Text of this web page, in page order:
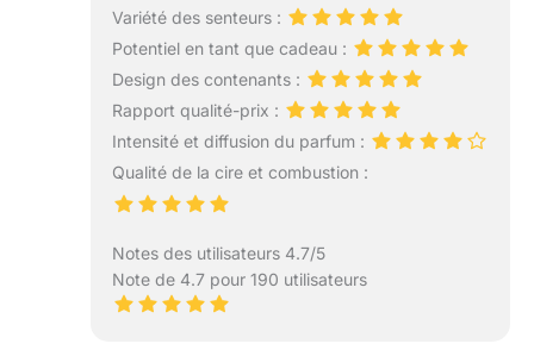
Variété des senteurs :
Potentiel en tant que cadeau :
Design des contenants :
Rapport qualité-prix :
Intensité et diffusion du parfum :
Qualité de la cire et combustion :
Notes des utilisateurs 4.7/5
Note de 4.7 pour 190 utilisateurs